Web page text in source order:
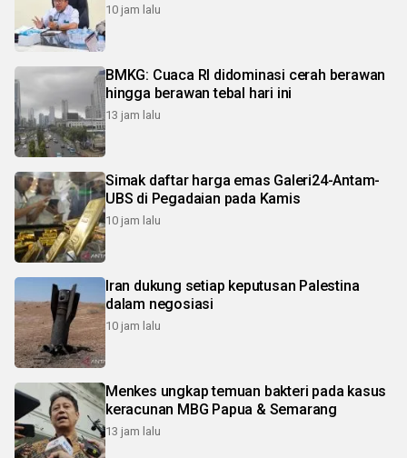
10 jam lalu
BMKG: Cuaca RI didominasi cerah berawan
hingga berawan tebal hari ini
13 jam lalu
Simak daftar harga emas Galeri24-Antam-
UBS di Pegadaian pada Kamis
10 jam lalu
Iran dukung setiap keputusan Palestina
dalam negosiasi
10 jam lalu
Menkes ungkap temuan bakteri pada kasus
keracunan MBG Papua & Semarang
13 jam lalu